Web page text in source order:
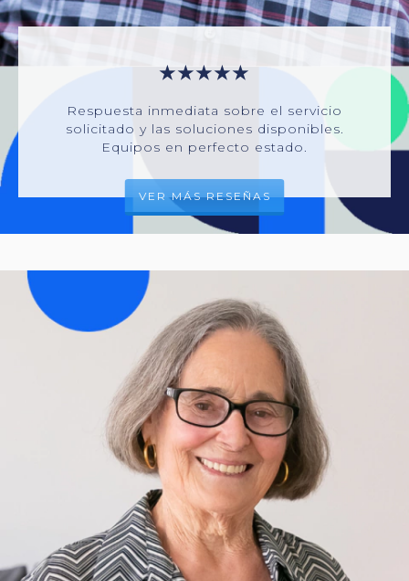
★★★★★
Respuesta inmediata sobre el servicio
solicitado y las soluciones disponibles.
Equipos en perfecto estado.
VER MÁS RESEÑAS